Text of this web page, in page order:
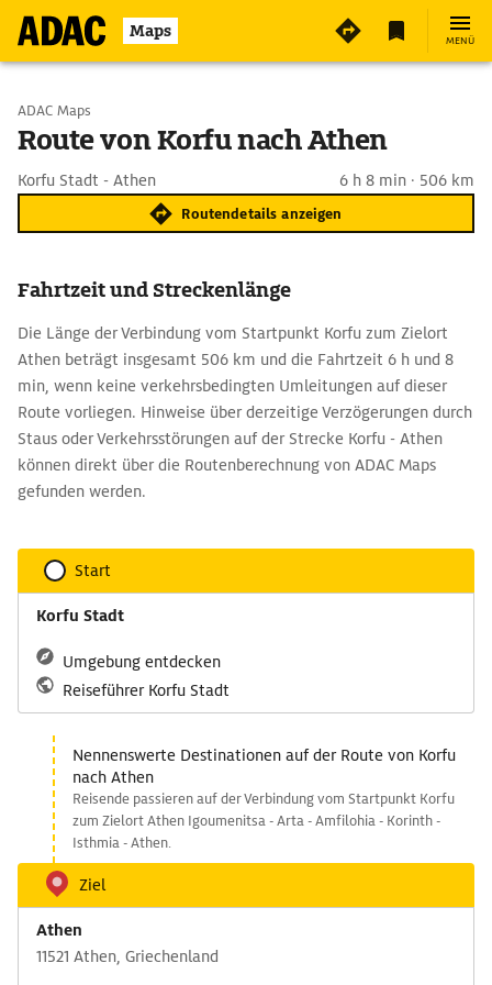
Maps MENÜ
Start wählen
ADAC Maps
Route von Korfu nach Athen
Korfu Stadt - Athen 6 h 8 min · 506 km
Routendetails anzeigen
Fahrtzeit und Streckenlänge
Die Länge der Verbindung vom Startpunkt Korfu zum Zielort
Athen beträgt insgesamt 506 km und die Fahrtzeit 6 h und 8
min, wenn keine verkehrsbedingten Umleitungen auf dieser
Route vorliegen. Hinweise über derzeitige Verzögerungen durch
Staus oder Verkehrsstörungen auf der Strecke Korfu - Athen
können direkt über die Routenberechnung von ADAC Maps
gefunden werden.
Start
Korfu Stadt
Umgebung entdecken
Reiseführer Korfu Stadt
Nennenswerte Destinationen auf der Route von Korfu
nach Athen
Reisende passieren auf der Verbindung vom Startpunkt Korfu
zum Zielort Athen Igoumenitsa - Arta - Amfilohia - Korinth -
Isthmia - Athen.
Ziel
Athen
11521 Athen, Griechenland